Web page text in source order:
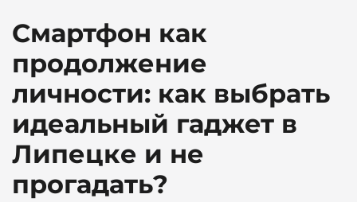
Смартфон как
продолжение
личности: как выбрать
идеальный гаджет в
Липецке и не
прогадать?